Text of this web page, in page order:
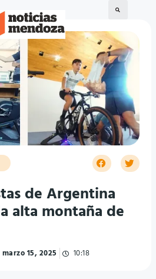
de Argentina
alta montaña de
marzo 15, 2025 10:18